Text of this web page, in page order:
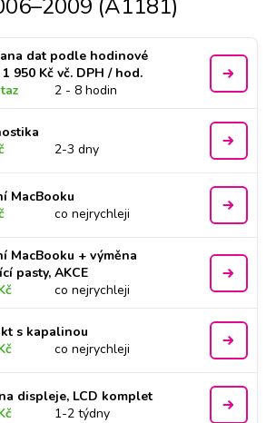
(A1181)
dat podle hodinové
950 Kč vč. DPH / hod.
2 - 8 hodin
2-3 dny
MacBooku
co nejrychleji
MacBooku + výměna
pasty, AKCE
co nejrychleji
s kapalinou
co nejrychleji
displeje, LCD komplet
1-2 týdny